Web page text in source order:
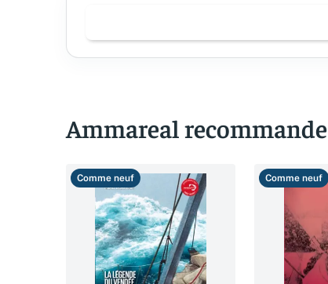
Ammareal recommande
Comme neuf Comme neuf